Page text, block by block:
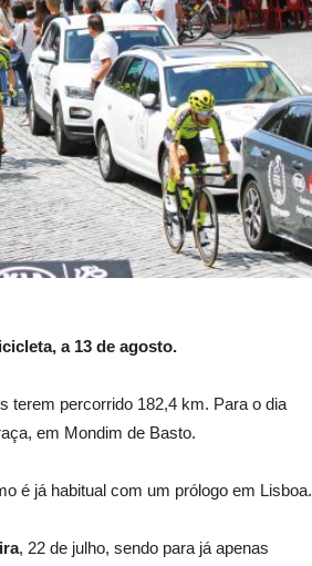
a 13 de agosto.
terem percorrido 182,4 km. Para o dia
em Mondim de Basto.
é já habitual com um prólogo em Lisboa.
, 22 de julho, sendo para já apenas